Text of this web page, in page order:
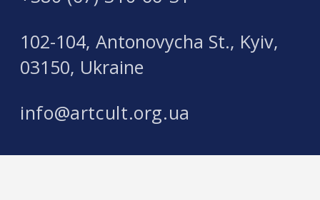
102-104, Antonovycha St., Kyiv,
03150, Ukraine
info@artcult.org.ua